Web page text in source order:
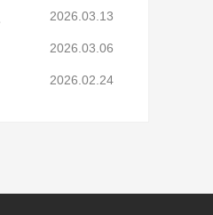
2026.03.13
2026.03.06
2026.02.24